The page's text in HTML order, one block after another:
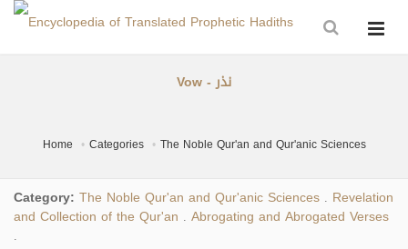
Vow - نذر
Home Categories The Noble Qur'an and Qur'anic Sciences
Category: The Noble Qur'an and Qur'anic Sciences Revelation
and Collection of the Qur'an Abrogating and Abrogated Verses